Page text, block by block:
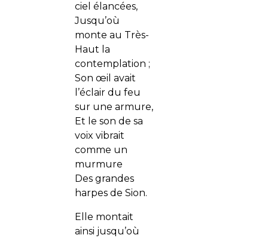
ciel élancées,
Jusqu’où
monte au Très-
Haut la
contemplation ;
Son œil avait
l’éclair du feu
sur une armure,
Et le son de sa
voix vibrait
comme un
murmure
Des grandes
harpes de Sion.
Elle montait
ainsi jusqu’où